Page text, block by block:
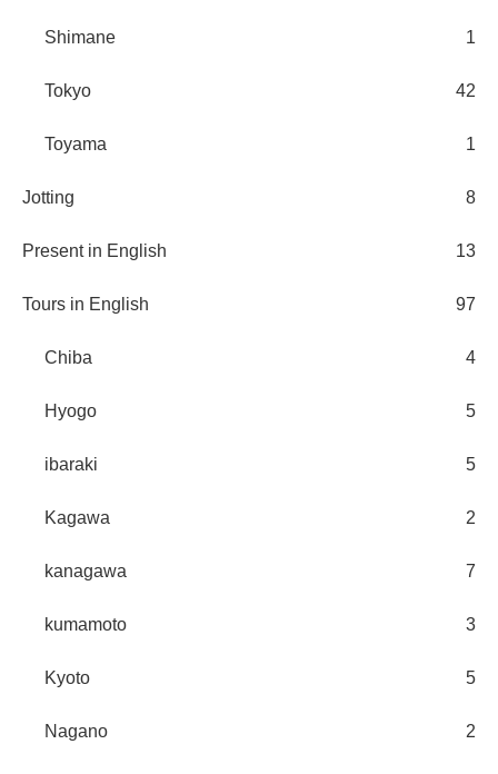
Shimane 1
Tokyo 42
Toyama 1
Jotting 8
Present in English 13
Tours in English 97
Chiba 4
Hyogo 5
ibaraki 5
Kagawa 2
kanagawa 7
kumamoto 3
Kyoto 5
Nagano 2